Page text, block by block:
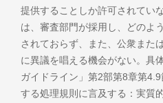
提供することしか許可されてい
は、審査部門が採用し、どのよ
されておらず、また、公衆また
に異議を唱える機会がない。具
ガイドライン」第2部第8章第
する処理規則に言及する：実質